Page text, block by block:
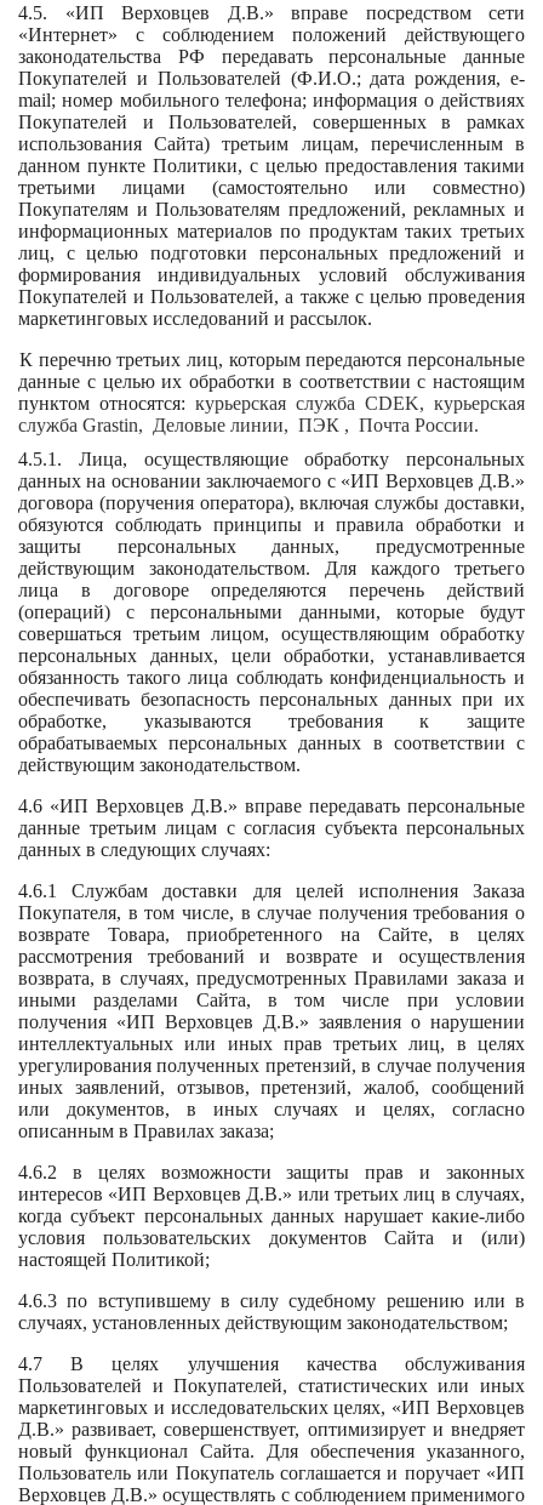
4.5. «ИП Верховцев Д.В.» вправе посредством сети
«Интернет» с соблюдением положений действующего
законодательства РФ передавать персональные данные
Покупателей и Пользователей (Ф.И.О.; дата рождения, e-
mail; номер мобильного телефона; информация о действиях
Покупателей и Пользователей, совершенных в рамках
использования Сайта) третьим лицам, перечисленным в
данном пункте Политики, с целью предоставления такими
третьими лицами (самостоятельно или совместно)
Покупателям и Пользователям предложений, рекламных и
информационных материалов по продуктам таких третьих
лиц, с целью подготовки персональных предложений и
формирования индивидуальных условий обслуживания
Покупателей и Пользователей, а также с целью проведения
маркетинговых исследований и рассылок.
К перечню третьих лиц, которым передаются персональные
данные с целью их обработки в соответствии с настоящим
пунктом относятся: курьерская служба CDEK, курьерская
служба Grastin, Деловые линии, ПЭК , Почта России.
4.5.1. Лица, осуществляющие обработку персональных
данных на основании заключаемого с «ИП Верховцев Д.В.»
договора (поручения оператора), включая службы доставки,
обязуются соблюдать принципы и правила обработки и
защиты персональных данных, предусмотренные
действующим законодательством. Для каждого третьего
лица в договоре определяются перечень действий
(операций) с персональными данными, которые будут
совершаться третьим лицом, осуществляющим обработку
персональных данных, цели обработки, устанавливается
обязанность такого лица соблюдать конфиденциальность и
обеспечивать безопасность персональных данных при их
обработке, указываются требования к защите
обрабатываемых персональных данных в соответствии с
действующим законодательством.
4.6 «ИП Верховцев Д.В.» вправе передавать персональные
данные третьим лицам с согласия субъекта персональных
данных в следующих случаях:
4.6.1 Службам доставки для целей исполнения Заказа
Покупателя, в том числе, в случае получения требования о
возврате Товара, приобретенного на Сайте, в целях
рассмотрения требований и возврате и осуществления
возврата, в случаях, предусмотренных Правилами заказа и
иными разделами Сайта, в том числе при условии
получения «ИП Верховцев Д.В.» заявления о нарушении
интеллектуальных или иных прав третьих лиц, в целях
урегулирования полученных претензий, в случае получения
иных заявлений, отзывов, претензий, жалоб, сообщений
или документов, в иных случаях и целях, согласно
описанным в Правилах заказа;
4.6.2 в целях возможности защиты прав и законных
интересов «ИП Верховцев Д.В.» или третьих лиц в случаях,
когда субъект персональных данных нарушает какие-либо
условия пользовательских документов Сайта и (или)
настоящей Политикой;
4.6.3 по вступившему в силу судебному решению или в
случаях, установленных действующим законодательством;
4.7 В целях улучшения качества обслуживания
Пользователей и Покупателей, статистических или иных
маркетинговых и исследовательских целях, «ИП Верховцев
Д.В.» развивает, совершенствует, оптимизирует и внедряет
новый функционал Сайта. Для обеспечения указанного,
Пользователь или Покупатель соглашается и поручает «ИП
Верховцев Д.В.» осуществлять с соблюдением применимого